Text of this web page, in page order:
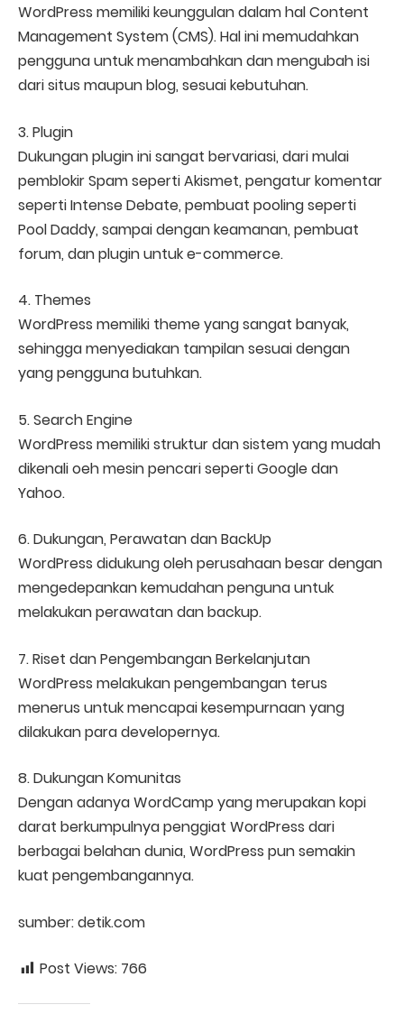
WordPress memiliki keunggulan dalam hal Content
Management System (CMS). Hal ini memudahkan
pengguna untuk menambahkan dan mengubah isi
dari situs maupun blog, sesuai kebutuhan.
3. Plugin
Dukungan plugin ini sangat bervariasi, dari mulai
pemblokir Spam seperti Akismet, pengatur komentar
seperti Intense Debate, pembuat pooling seperti
Pool Daddy, sampai dengan keamanan, pembuat
forum, dan plugin untuk e-commerce.
4. Themes
WordPress memiliki theme yang sangat banyak,
sehingga menyediakan tampilan sesuai dengan
yang pengguna butuhkan.
5. Search Engine
WordPress memiliki struktur dan sistem yang mudah
dikenali oeh mesin pencari seperti Google dan
Yahoo.
6. Dukungan, Perawatan dan BackUp
WordPress didukung oleh perusahaan besar dengan
mengedepankan kemudahan penguna untuk
melakukan perawatan dan backup.
7. Riset dan Pengembangan Berkelanjutan
WordPress melakukan pengembangan terus
menerus untuk mencapai kesempurnaan yang
dilakukan para developernya.
8. Dukungan Komunitas
Dengan adanya WordCamp yang merupakan kopi
darat berkumpulnya penggiat WordPress dari
berbagai belahan dunia, WordPress pun semakin
kuat pengembangannya.
sumber: detik.com
Post Views: 766